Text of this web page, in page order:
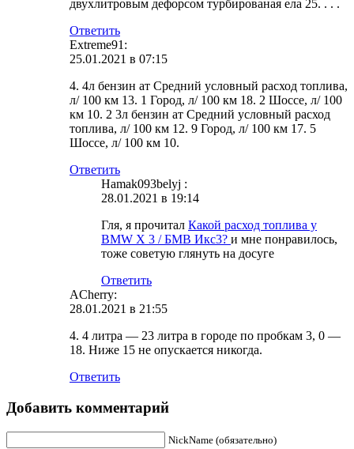
двухлитровым дефорсом турбированая ела 25. . . .
Ответить
Extreme91:
25.01.2021 в 07:15
4. 4л бензин ат Средний условный расход топлива,
л/ 100 км 13. 1 Город, л/ 100 км 18. 2 Шоссе, л/ 100
км 10. 2 3л бензин ат Средний условный расход
топлива, л/ 100 км 12. 9 Город, л/ 100 км 17. 5
Шоссе, л/ 100 км 10.
Ответить
Hamak093belyj :
28.01.2021 в 19:14
Гля, я прочитал Какой расход топлива у
BMW X 3 / БМВ Икс3? и мне понравилось,
тоже советую глянуть на досуге
Ответить
ACherry:
28.01.2021 в 21:55
4. 4 литра — 23 литра в городе по пробкам 3, 0 —
18. Ниже 15 не опускается никогда.
Ответить
Добавить комментарий
NickName (обязательно)